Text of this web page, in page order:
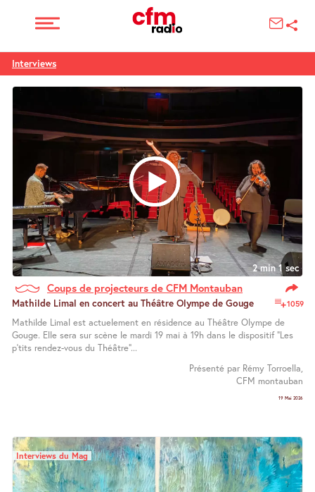
Interviews
2 min 1 sec
Coups de projecteurs de CFM Montauban
1059
Mathilde Limal en concert au Théâtre Olympe de Gouge
Mathilde Limal est actuelement en résidence au Théâtre Olympe de
Gouge. Elle sera sur scène le mardi 19 mai à 19h dans le dispositif "Les
p’tits rendez-vous du Théâtre"...
Présenté par Rémy Torroella,
CFM montauban
19 Mai 2026
Interviews du Mag